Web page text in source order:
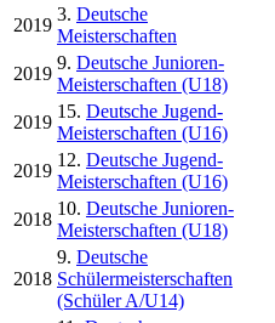
2019
3. Deutsche
Meisterschaften
2019
9. Deutsche Junioren-
Meisterschaften (U18)
2019
15. Deutsche Jugend-
Meisterschaften (U16)
2019
12. Deutsche Jugend-
Meisterschaften (U16)
2018
10. Deutsche Junioren-
Meisterschaften (U18)
2018
9. Deutsche
Schülermeisterschaften
(Schüler A/U14)